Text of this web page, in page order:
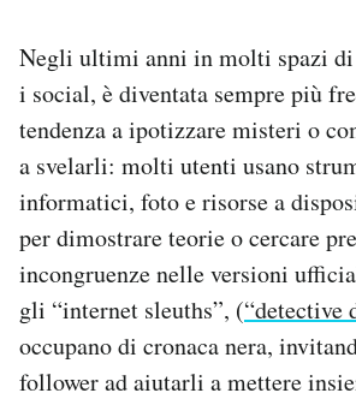
Negli ultimi anni in molti spazi
i social, è diventata sempre più
tendenza a ipotizzare misteri o
a svelarli: molti utenti usano
informatici, foto e risorse a
per dimostrare teorie o cercare
incongruenze nelle versioni
gli “internet sleuths”, (“detective
occupano di cronaca nera,
follower ad aiutarli a mettere